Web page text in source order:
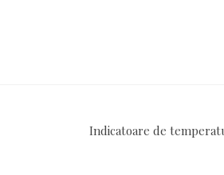
Indicatoare de